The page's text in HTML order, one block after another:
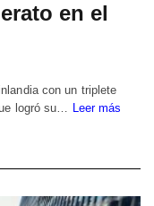
en el
con un triplete
logró su… Leer más